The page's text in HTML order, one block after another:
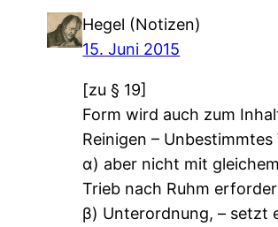
Hegel (Notizen)
15. Juni 2015
[zu § 19]
Form wird auch zum
Reinigen –
α) aber nicht mit
Trieb nach Ruhm
β) Unterordnung, – setzt